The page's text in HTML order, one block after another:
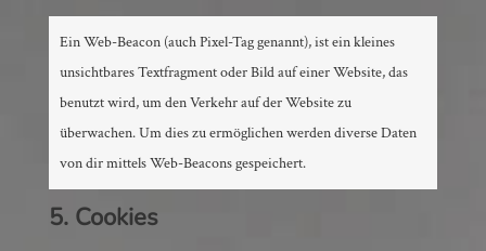
Ein Web-Beacon (auch Pixel-Tag genannt), ist ein kleines
unsichtbares Textfragment oder Bild auf einer Website, das
benutzt wird, um den Verkehr auf der Website zu
überwachen. Um dies zu ermöglichen werden diverse Daten
von dir mittels Web-Beacons gespeichert.
5. Cookies